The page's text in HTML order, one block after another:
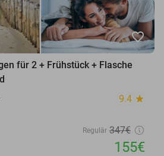
favorite_border
für 2 + Frühstück + Flasche
9.4 star
Regulär 347€
155€